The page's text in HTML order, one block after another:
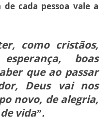
de cada pessoa vale a
como cristãos,
boas
que ao passar
Deus vai nos
novo, de alegria,
vida”.